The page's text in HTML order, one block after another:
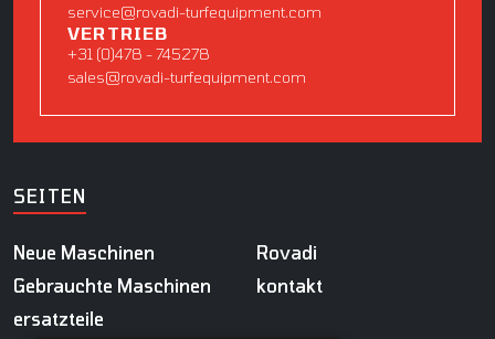
service@rovadi-turfequipment.com
VERTRIEB
+31 (0)478 - 745278
sales@rovadi-turfequipment.com
SEITEN
Neue Maschinen
Gebrauchte Maschinen
ersatzteile
Rovadi
kontakt